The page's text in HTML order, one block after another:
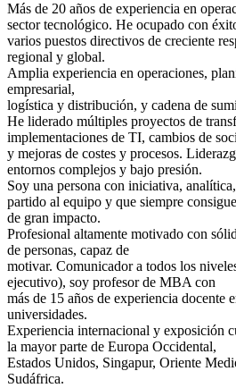
Más de 20 años de experiencia en
sector tecnológico. He ocupado con
varios puestos directivos de creciente
regional y global.
Amplia experiencia en operaciones,
empresarial,
logística y distribución, y cadena de
He liderado múltiples proyectos de
implementaciones de TI, cambios de
y mejoras de costes y procesos.
entornos complejos y bajo presión.
Soy una persona con iniciativa,
partido al equipo y que siempre
de gran impacto.
Profesional altamente motivado con
de personas, capaz de
motivar. Comunicador a todos los
ejecutivo), soy profesor de MBA con
más de 15 años de experiencia docente
universidades.
Experiencia internacional y exposición
la mayor parte de Europa Occidental,
Estados Unidos, Singapur, Oriente
Sudáfrica.